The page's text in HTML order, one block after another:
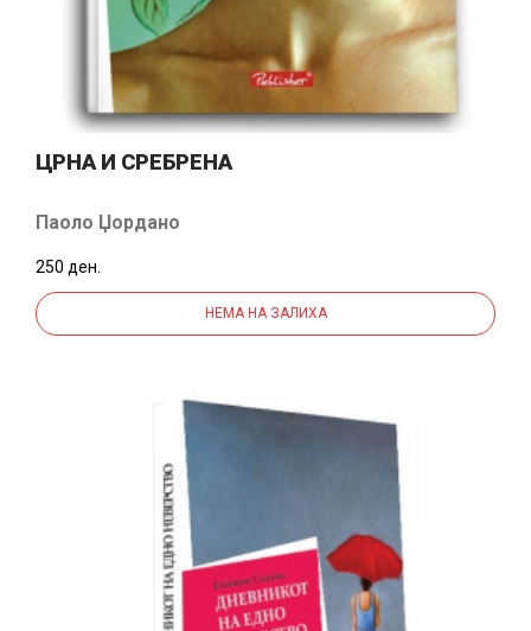
ЦРНА И СРЕБРЕНА
Паоло Џордано
250 ден.
НЕМА НА ЗАЛИХА